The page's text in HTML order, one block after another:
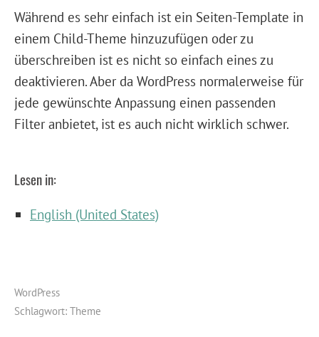
Während es sehr einfach ist ein Seiten-Template in
einem Child-Theme hinzuzufügen oder zu
überschreiben ist es nicht so einfach eines zu
deaktivieren. Aber da WordPress normalerweise für
jede gewünschte Anpassung einen passenden
Filter anbietet, ist es auch nicht wirklich schwer.
Lesen in:
English (United States)
WordPress
Schlagwort: Theme